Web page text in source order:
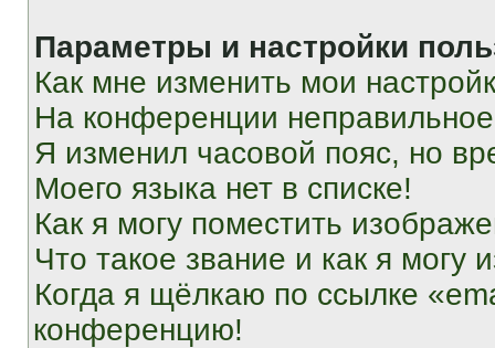
Параметры и настройки
Как мне изменить мои
На конференции
Я изменил часовой пояс, но
Моего языка нет в списке!
Как я могу поместить
Что такое звание и как я могу
Когда я щёлкаю по ссылке
конференцию!